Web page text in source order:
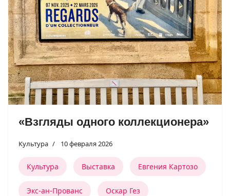
«Взгляды одного коллекционера»
Культура 10 февраля 2026
Культура Выставка Евгения Картозо
Экс-ан-Прованс Оскар Гез